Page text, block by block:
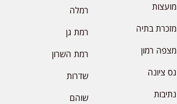
מועצות
מזכרת בתיה
מצפה רמון
נס ציונה
נתיבות
רמלה
רמת גן
רמת השרון
שדרות
שוהם